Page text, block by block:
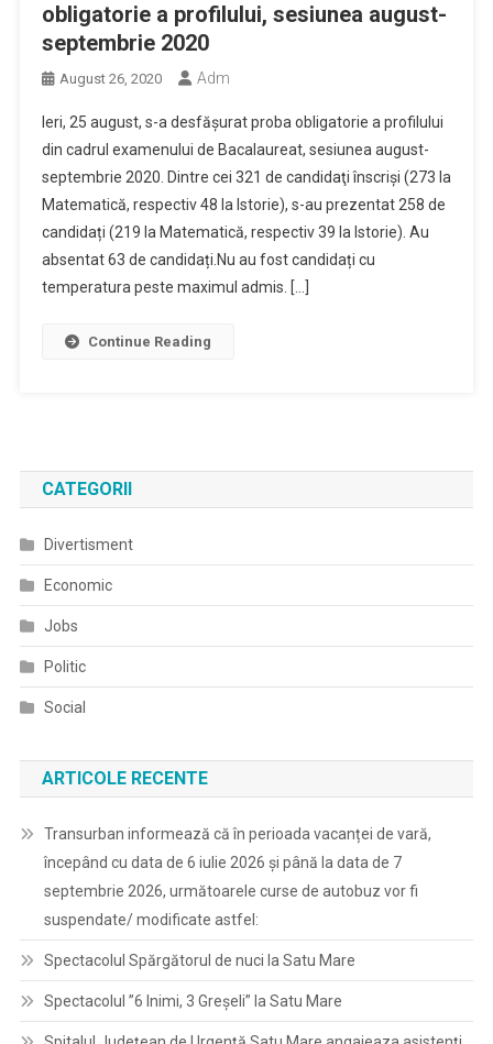
obligatorie a profilului, sesiunea august-
septembrie 2020
August 26, 2020 Adm
Ieri, 25 august, s-a desfășurat proba obligatorie a profilului
din cadrul examenului de Bacalaureat, sesiunea august-
septembrie 2020. Dintre cei 321 de candidaţi înscrişi (273 la
Matematică, respectiv 48 la Istorie), s-au prezentat 258 de
candidați (219 la Matematică, respectiv 39 la Istorie). Au
absentat 63 de candidați.Nu au fost candidați cu
temperatura peste maximul admis. […]
Continue Reading
CATEGORII
Divertisment
Economic
Jobs
Politic
Social
ARTICOLE RECENTE
Transurban informează că în perioada vacanței de vară,
începând cu data de 6 iulie 2026 și până la data de 7
septembrie 2026, următoarele curse de autobuz vor fi
suspendate/ modificate astfel:
Spectacolul Spărgătorul de nuci la Satu Mare
Spectacolul ”6 Inimi, 3 Greșeli” la Satu Mare